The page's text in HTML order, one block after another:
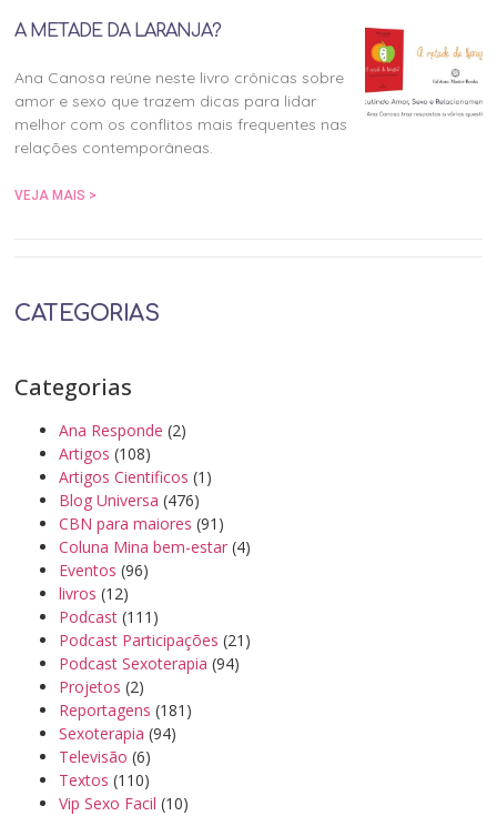
A METADE DA LARANJA?
Ana Canosa reúne neste livro crônicas sobre
amor e sexo que trazem dicas para lidar
melhor com os conflitos mais frequentes nas
relações contemporâneas.
VEJA MAIS >
CATEGORIAS
Categorias
Ana Responde (2)
Artigos (108)
Artigos Cientificos (1)
Blog Universa (476)
CBN para maiores (91)
Coluna Mina bem-estar (4)
Eventos (96)
livros (12)
Podcast (111)
Podcast Participações (21)
Podcast Sexoterapia (94)
Projetos (2)
Reportagens (181)
Sexoterapia (94)
Televisão (6)
Textos (110)
Vip Sexo Facil (10)